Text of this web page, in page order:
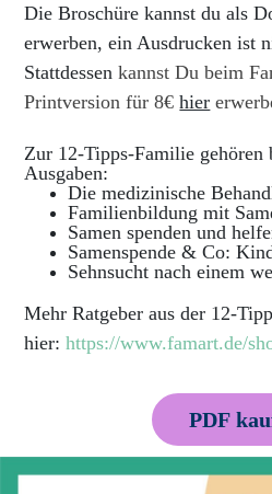
Die Broschüre kannst du als
erwerben, ein Ausdrucken ist
Stattdessenkannst Du beim
Printversionfür 8€hier
Zur 12-Tipps-Familie gehören
Ausgaben:
Die medizinische
Familienbildung mit
Samen spenden und
Samenspende & Co:
Sehnsucht nach einem
Mehr Ratgeber aus der 12-
hier:https://www.famart.de/
PDF